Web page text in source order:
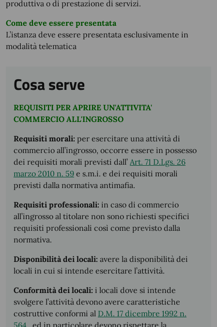
produttiva o di prestazione di servizi.
Come deve essere presentata
L’istanza deve essere presentata esclusivamente in
modalità telematica
Cosa serve
REQUISITI PER APRIRE UN'ATTIVITA'
COMMERCIO ALL'INGROSSO
Requisiti morali: per esercitare una attività di
commercio all’ingrosso, occorre essere in possesso
dei requisiti morali previsti dall’ Art. 71 D.Lgs. 26
marzo 2010 n. 59 e s.m.i. e dei requisiti morali
previsti dalla normativa antimafia.
Requisiti professionali: in caso di commercio
all’ingrosso al titolare non sono richiesti specifici
requisiti professionali così come previsto dalla
normativa.
Disponibilità dei locali: avere la disponibilità dei
locali in cui si intende esercitare l’attività.
Conformità dei locali: i locali dove si intende
svolgere l’attività devono avere caratteristiche
costruttive conformi al D.M. 17 dicembre 1992 n.
564 , ed in particolare devono rispettare la